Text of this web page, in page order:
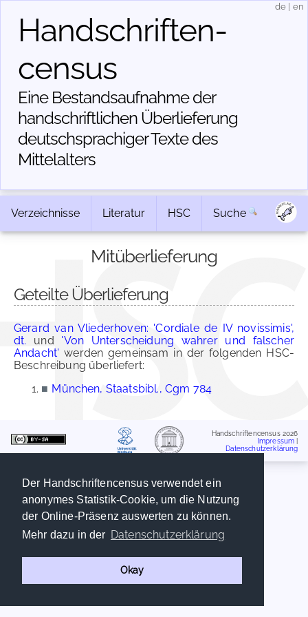
Der Handschriftencensus verwendet ein
anonymes Statistik-Cookie, um die Nutzung
der Online-Präsenz auswerten zu können.
Mehr dazu in der Datenschutzerklärung
Okay
Handschriften­
census
Eine Bestandsaufnahme der
handschriftlichen Über­lieferung
deutschsprachiger Texte des
Mittelalters
de en
Verzeichnisse Literatur HSC Suche
Mitüberlieferung
Geteilte Überlieferung
Gerard van Vliederhoven: 'Cordiale de IV novissimis',
dt. und 'Von Unterscheidung wahrer und falscher
Andacht' werden gemeinsam in der folgenden HSC-
Beschreibung überliefert:
■ München, Staatsbibl., Cgm 784
Handschriftencensus 2026
Impressum
Datenschutzerklärung